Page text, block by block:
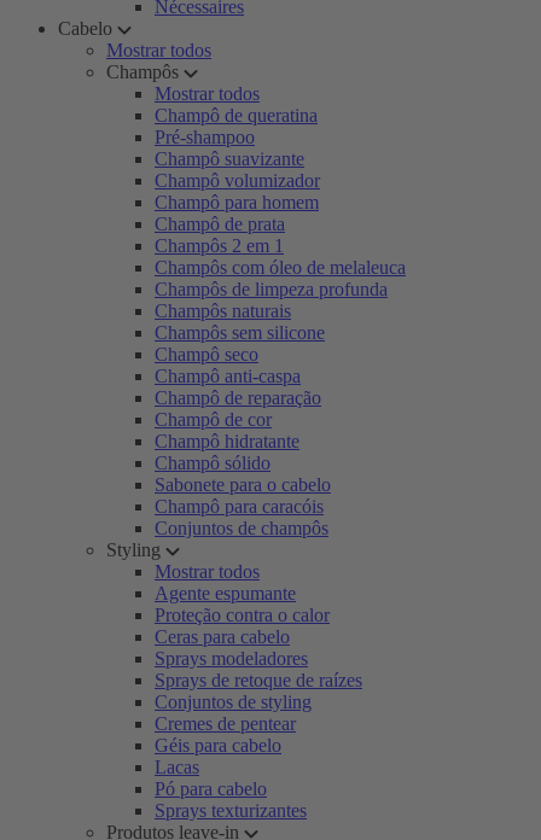
Nécessaires
Cabelo
Mostrar todos
Champôs
Mostrar todos
Champô de queratina
Pré-shampoo
Champô suavizante
Champô volumizador
Champô para homem
Champô de prata
Champôs 2 em 1
Champôs com óleo de melaleuca
Champôs de limpeza profunda
Champôs naturais
Champôs sem silicone
Champô seco
Champô anti-caspa
Champô de reparação
Champô de cor
Champô hidratante
Champô sólido
Sabonete para o cabelo
Champô para caracóis
Conjuntos de champôs
Styling
Mostrar todos
Agente espumante
Proteção contra o calor
Ceras para cabelo
Sprays modeladores
Sprays de retoque de raízes
Conjuntos de styling
Cremes de pentear
Géis para cabelo
Lacas
Pó para cabelo
Sprays texturizantes
Produtos leave-in